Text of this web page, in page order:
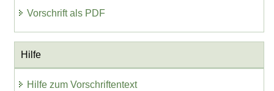
Vorschrift als PDF
Hilfe
Hilfe zum Vorschriftentext